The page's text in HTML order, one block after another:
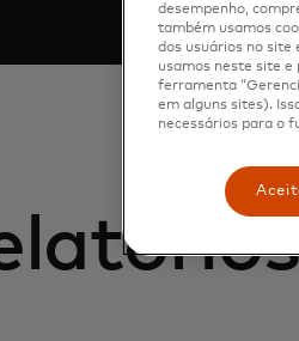
desempenho,
também usamos
dos usuários no site
usamos neste site e
ferramenta
em alguns sites).
necessários para o